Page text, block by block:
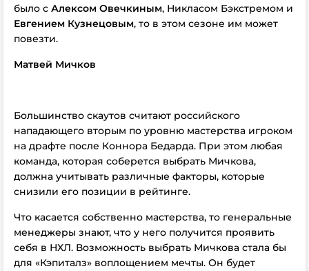
было с Алексом Овечкиным, Никласом Бэкстремом и
Евгением Кузнецовым, то в этом сезоне им может
повезти.
Матвей Мичков
Большинство скаутов считают российского
нападающего вторым по уровню мастерства игроком
на драфте после Коннора Бедарда. При этом любая
команда, которая соберется выбрать Мичкова,
должна учитывать различные факторы, которые
снизили его позиции в рейтинге.
Что касается собственно мастерства, то генеральные
менеджеры знают, что у него получится проявить
себя в НХЛ. Возможность выбрать Мичкова стала бы
для «Кэпиталз» воплощением мечты. Он будет